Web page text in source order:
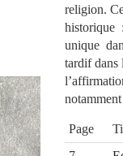
religion.
historique
unique
tardif dans
Page